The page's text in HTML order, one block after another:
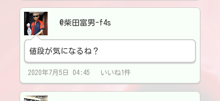
@柴田富男-f4s
値段が気になるね？
2020年7月5日 04:45 いいね1件